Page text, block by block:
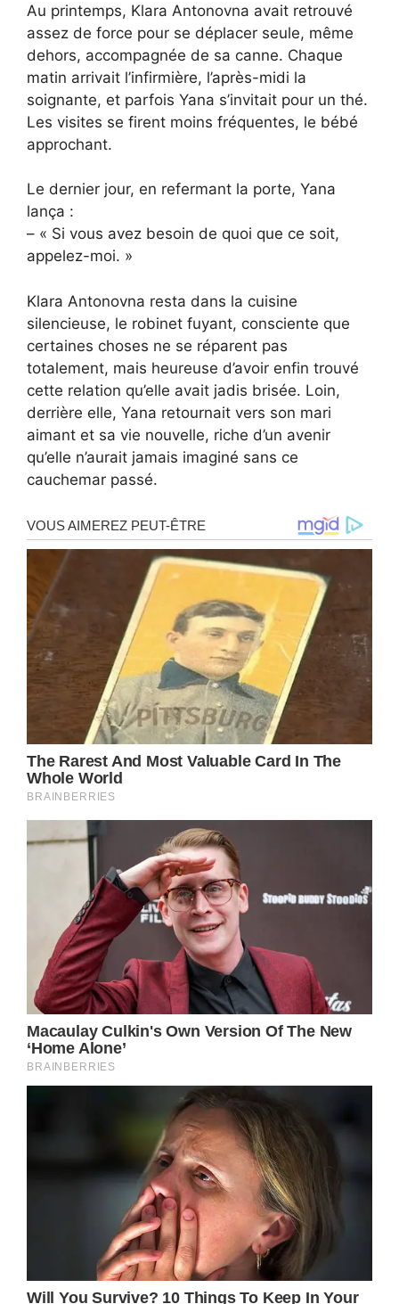
Au printemps, Klara Antonovna avait retrouvé
assez de force pour se déplacer seule, même
dehors, accompagnée de sa canne. Chaque
matin arrivait l’infirmière, l’après-midi la
soignante, et parfois Yana s’invitait pour un thé.
Les visites se firent moins fréquentes, le bébé
approchant.
Le dernier jour, en refermant la porte, Yana
lança :
– « Si vous avez besoin de quoi que ce soit,
appelez-moi. »
Klara Antonovna resta dans la cuisine
silencieuse, le robinet fuyant, consciente que
certaines choses ne se réparent pas
totalement, mais heureuse d’avoir enfin trouvé
cette relation qu’elle avait jadis brisée. Loin,
derrière elle, Yana retournait vers son mari
aimant et sa vie nouvelle, riche d’un avenir
qu’elle n’aurait jamais imaginé sans ce
cauchemar passé.